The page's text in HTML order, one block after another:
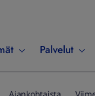
Palvelut